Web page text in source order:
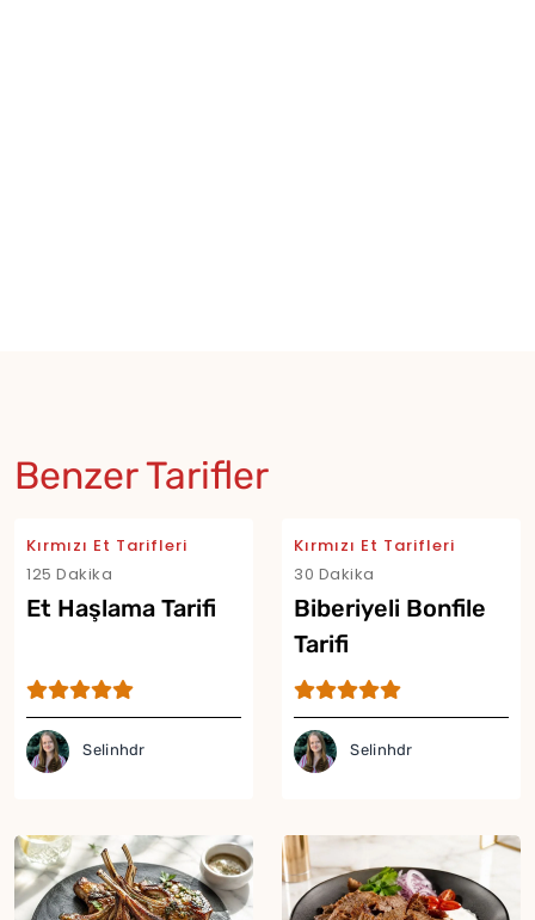
Benzer Tarifler
Kırmızı Et Tarifleri
125 Dakika
Et Haşlama Tarifi
Selinhdr
Kırmızı Et Tarifleri
30 Dakika
Biberiyeli Bonfile
Tarifi
Selinhdr